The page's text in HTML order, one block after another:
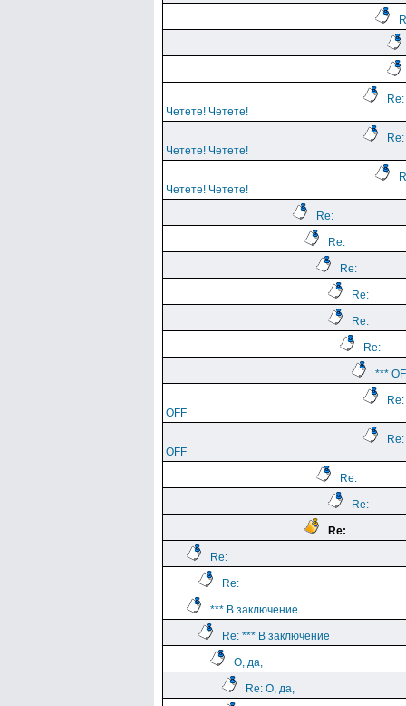
Re:
Четете! Четете!
Re:
Четете! Четете!
Четете! Четете!
Re:
Re:
Re:
Re:
Re:
Re:
***
ОFF
ОFF
Re:
Re:
Re:
Re:
Re:
*** В заключение
Re: *** В заключение
О, да,
Re: О, да,